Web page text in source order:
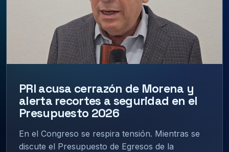
PRI acusa cerrazón de Morena y
alerta recortes a seguridad en el
Presupuesto 2026
En el Congreso se respira tensión. Mientras se
discute el Presupuesto de Egresos de la